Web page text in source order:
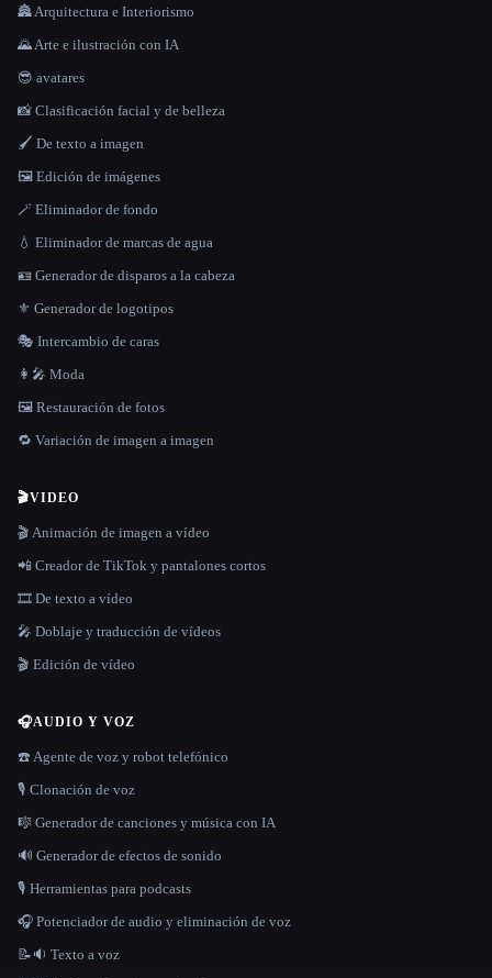
🏯 Arquitectura e Interiorismo
🌄 Arte e ilustración con IA
😎 avatares
📸 Clasificación facial y de belleza
🖌️ De texto a imagen
🖼️ Edición de imágenes
🪄 Eliminador de fondo
💧 Eliminador de marcas de agua
🪪 Generador de disparos a la cabeza
⚜️ Generador de logotipos
🎭 Intercambio de caras
👩‍🎤 Moda
🖼️ Restauración de fotos
🔁 Variación de imagen a imagen
🎬VIDEO
🎬 Animación de imagen a vídeo
📲 Creador de TikTok y pantalones cortos
🎞️ De texto a vídeo
🎤 Doblaje y traducción de vídeos
🎬 Edición de vídeo
🎧AUDIO Y VOZ
☎️ Agente de voz y robot telefónico
🎙️ Clonación de voz
🎼 Generador de canciones y música con IA
🔊 Generador de efectos de sonido
🎙️ Herramientas para podcasts
🎧 Potenciador de audio y eliminación de voz
📝🔉 Texto a voz